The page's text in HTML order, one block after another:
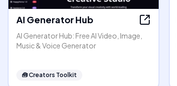
AI Generator Hub
AI Generator Hub: Free AI Video, Image,
Music & Voice Generator
🧰Creators Toolkit